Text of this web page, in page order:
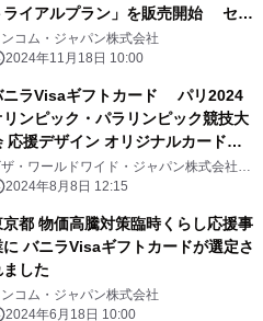
ライアルプラン」を販売開始 セブ
-イレブンで販売を記念したキャンペ
ンも実施
コム・ジャパン株式会社
2024年11月18日 10:00
ニラVisaギフトカード パリ2024
リンピック・パラリンピック競技大
応援デザイン オリジナルカード販
のお知らせ
ザ・ワールドワイド・ジャパン株式会社、
コム・ジャパン株式会社
2024年8月8日 12:15
京都 物価高騰対策臨時くらし応援事
に バニラVisaギフトカードが選定さ
ました
コム・ジャパン株式会社
2024年6月18日 10:00